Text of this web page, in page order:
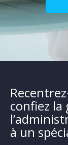
confiez la
à un